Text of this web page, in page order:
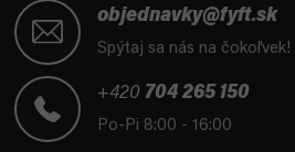
objednavky@fyft.sk
Spýtaj sa nás na čokoľvek!
+420 704 265 150
Po-Pi 8:00 - 16:00